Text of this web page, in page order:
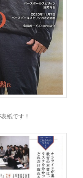
紙です！